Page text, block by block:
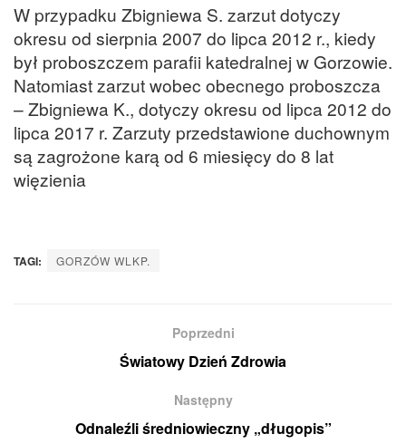
W przypadku Zbigniewa S. zarzut dotyczy
okresu od sierpnia 2007 do lipca 2012 r., kiedy
był proboszczem parafii katedralnej w Gorzowie.
Natomiast zarzut wobec obecnego proboszcza
– Zbigniewa K., dotyczy okresu od lipca 2012 do
lipca 2017 r. Zarzuty przedstawione duchownym
są zagrożone karą od 6 miesięcy do 8 lat
więzienia
TAGI: GORZÓW WLKP.
Poprzedni
Światowy Dzień Zdrowia
Następny
Odnaleźli średniowieczny „długopis”